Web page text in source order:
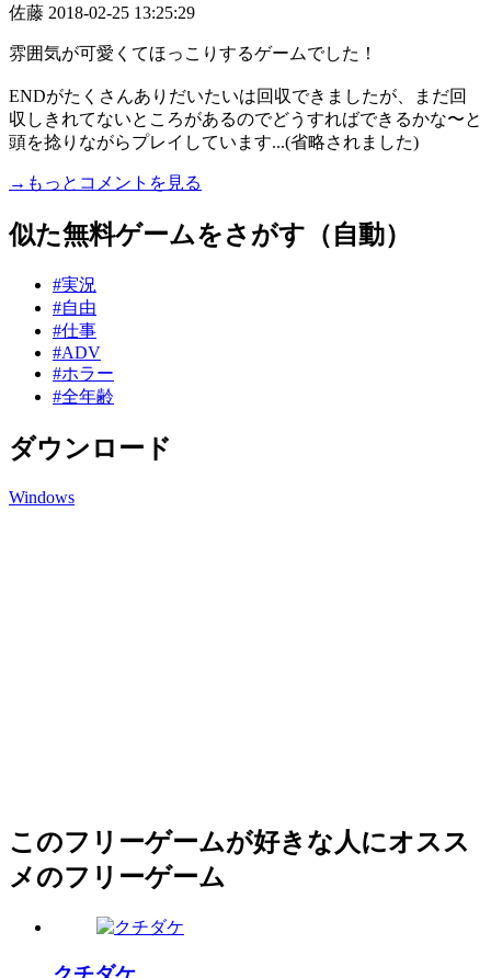
佐藤 2018-02-25 13:25:29
雰囲気が可愛くてほっこりするゲームでした！
ENDがたくさんありだいたいは回収できましたが、まだ回
収しきれてないところがあるのでどうすればできるかな〜と
頭を捻りながらプレイしています...(省略されました)
→もっとコメントを見る
似た無料ゲームをさがす（自動）
#実況
#自由
#仕事
#ADV
#ホラー
#全年齢
ダウンロード
Windows
このフリーゲームが好きな人にオスス
メのフリーゲーム